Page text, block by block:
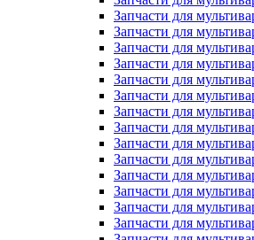
Запчасти для
Запчасти для
Запчасти для
Запчасти для
Запчасти для
Запчасти для
Запчасти для
Запчасти для
Запчасти для
Запчасти для
Запчасти для
Запчасти для
Запчасти для
Запчасти для